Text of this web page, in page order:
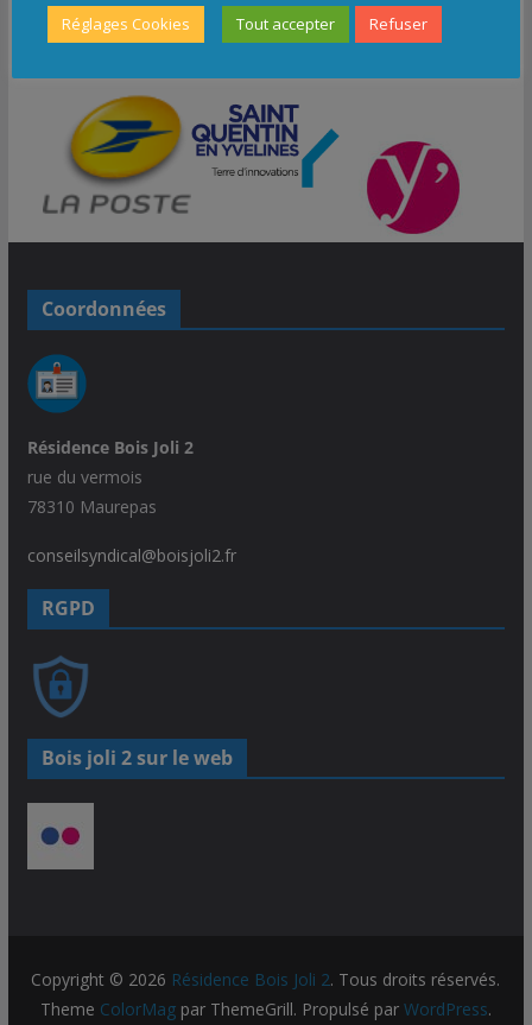
Coordonnées
Résidence Bois Joli 2
rue du vermois
78310 Maurepas
conseilsyndical@boisjoli2.fr
RGPD
Bois joli 2 sur le web
Copyright © 2026 Résidence Bois Joli 2. Tous droits réservés.
Theme ColorMagpar ThemeGrill. Propulsé par WordPress.
Réglages Cookies Tout accepter Refuser